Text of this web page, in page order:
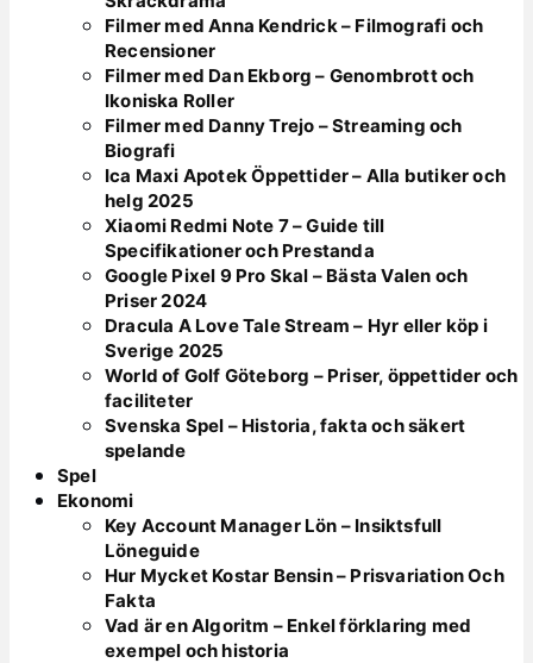
Filmer med Anna Kendrick – Filmografi och
Recensioner
Filmer med Dan Ekborg – Genombrott och
Ikoniska Roller
Filmer med Danny Trejo – Streaming och
Biografi
Ica Maxi Apotek Öppettider – Alla butiker och
helg 2025
Xiaomi Redmi Note 7 – Guide till
Specifikationer och Prestanda
Google Pixel 9 Pro Skal – Bästa Valen och
Priser 2024
Dracula A Love Tale Stream – Hyr eller köp i
Sverige 2025
World of Golf Göteborg – Priser, öppettider och
faciliteter
Svenska Spel – Historia, fakta och säkert
spelande
Spel
Ekonomi
Key Account Manager Lön – Insiktsfull
Löneguide
Hur Mycket Kostar Bensin – Prisvariation Och
Fakta
Vad är en Algoritm – Enkel förklaring med
exempel och historia